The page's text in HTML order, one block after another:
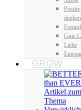
Positiv
denken
Gute
Liebe
GROW